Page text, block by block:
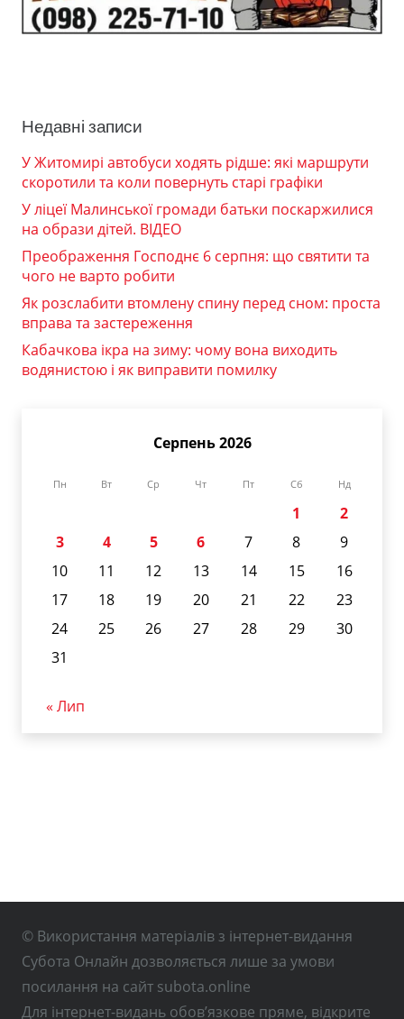
Недавні записи
У Житомирі автобуси ходять рідше: які маршрути
скоротили та коли повернуть старі графіки
У ліцеї Малинської громади батьки поскаржилися
на образи дітей. ВІДЕО
Преображення Господнє 6 серпня: що святити та
чого не варто робити
Як розслабити втомлену спину перед сном: проста
вправа та застереження
Кабачкова ікра на зиму: чому вона виходить
водянистою і як виправити помилку
Серпень 2026
Пн Вт Ср Чт Пт Сб Нд
1
2
3
4 5 6 7 8
9
10
11 12 13 14 15
16
17
18 19 20 21 22
23
24
25 26 27 28 29
30
31
« Лип
© Використання матеріалів з інтернет-видання
Субота Онлайн дозволяється лише за умови
посилання на сайт subota.online
Для інтернет-видань обов’язкове пряме, відкрите